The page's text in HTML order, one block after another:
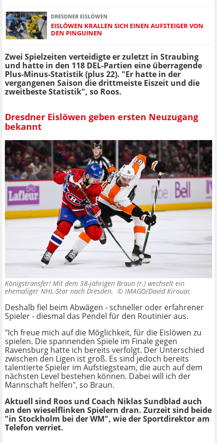
DRESDNER EISLÖWEN
EISLÖWEN KRALLEN SICH EINEN AUFSTEIGER VON
DEN PINGUINEN
Zwei Spielzeiten verteidigte er zuletzt in Straubing
und hatte in den 118 DEL-Partien eine überragende
Plus-Minus-Statistik (plus 22). "Er hatte in der
vergangenen Saison die drittmeiste Eiszeit und die
zweitbeste Statistik", so Roos.
Dresdner Eislöwen geben ersten Neuzugang
bekannt
Königstransfer! Mit dem 38-jährigen Braun (r.) wechselt ein
ehemaliger NHL-Star nach Dresden. © IMAGO/David Kirouac
Deshalb fiel beim Abwägen - schneller oder erfahrener
Spieler - diesmal das Pendel für den Routinier aus.
"Ich freue mich auf die Möglichkeit, für die Eislöwen zu
spielen. Die spannenden Spiele im Finale gegen
Ravensburg hatte ich bereits verfolgt. Der Unterschied
zwischen den Ligen ist groß. Es sind jedoch bereits
talentierte Spieler im Aufstiegsteam, die auch auf dem
nächsten Level bestehen können. Dabei will ich der
Mannschaft helfen", so Braun.
Aktuell sind Roos und Coach Niklas Sundblad auch
an den wieselflinken Spielern dran. Zurzeit sind beide
"in Stockholm bei der WM", wie der Sportdirektor am
Telefon verriet.